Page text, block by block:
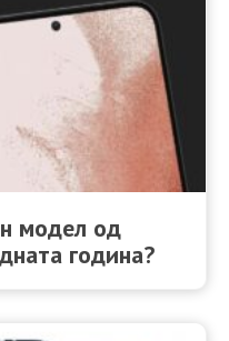
модел од
година?